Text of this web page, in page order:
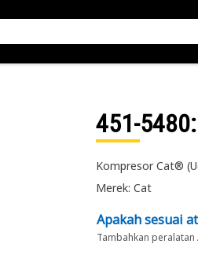
451-5480
Kompresor Cat®
Merek: Cat
Apakah sesuai
Tambahkan